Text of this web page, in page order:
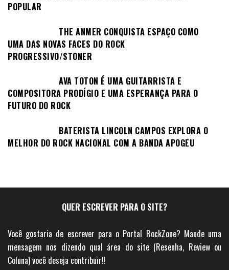
POPULAR
THE ANMER CONQUISTA ESPAÇO COMO
UMA DAS NOVAS FACES DO ROCK
PROGRESSIVO/STONER
AVA TOTON É UMA GUITARRISTA E
COMPOSITORA PRODÍGIO E UMA ESPERANÇA PARA O
FUTURO DO ROCK
BATERISTA LINCOLN CAMPOS EXPLORA O
MELHOR DO ROCK NACIONAL COM A BANDA APOGEU
QUER ESCREVER PARA O SITE?
Você gostaria de escrever para o Portal RockZone? Mande uma
mensagem nos dizendo qual área do site (Resenha, Review ou
Coluna) você deseja contribuir!!